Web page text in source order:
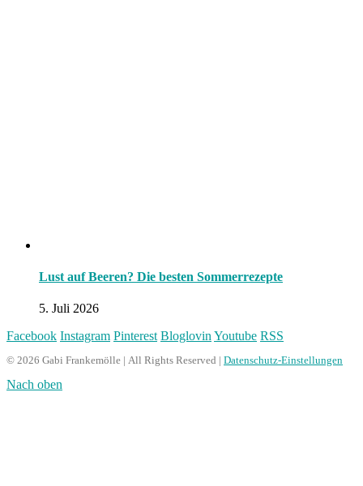
Lust auf Beeren? Die besten Sommerrezepte
5. Juli 2026
Facebook Instagram Pinterest Bloglovin Youtube RSS
© 2026 Gabi Frankemölle | All Rights Reserved | Datenschutz-Einstellungen
Nach oben